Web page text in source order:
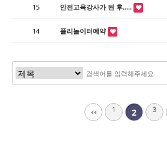
15 안전교육강사가 된 후.....
14 폴리놀이터예약
1 2 3